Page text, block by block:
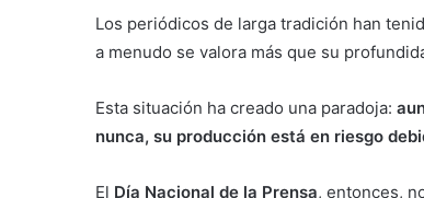
Los periódicos de larga tradición han
a menudo se valora más que su
Esta situación ha creado una paradoja:
nunca, su producción está en riesgo
El Día Nacional de la Prensa, entonces,